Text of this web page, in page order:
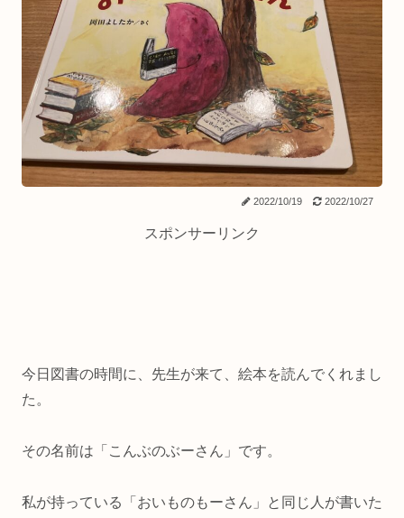
2022/10/19 2022/10/27
スポンサーリンク
今日図書の時間に、先生が来て、絵本を読んでくれまし
た。
その名前は「こんぶのぶーさん」です。
私が持っている「おいものもーさん」と同じ人が書いた